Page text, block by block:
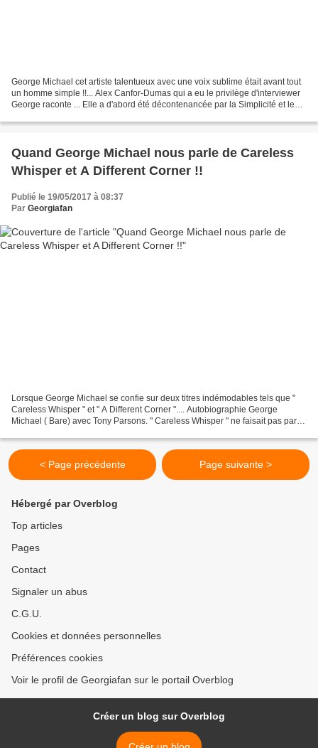
George Michael cet artiste talentueux avec une voix sublime était avant tout
un homme simple !!... Alex Canfor-Dumas qui a eu le privilège d'interviewer
George raconte ... Elle a d'abord été décontenancée par la Simplicité et le
Quand George Michael nous parle de Careless
Whisper et A Different Corner !!
Publié le 19/05/2017 à 08:37
Par Georgiafan
Lorsque George Michael se confie sur deux titres indémodables tels que "
Careless Whisper " et " A Different Corner ".... Autobiographie George
Michael ( Bare) avec Tony Parsons. " Careless Whisper " ne faisait pas partie
< Page précédente Page suivante >
Hébergé par Overblog
Top articles
Pages
Contact
Signaler un abus
C.G.U.
Cookies et données personnelles
Préférences cookies
Voir le profil de Georgiafan sur le portail Overblog
Créer un blog sur Overblog